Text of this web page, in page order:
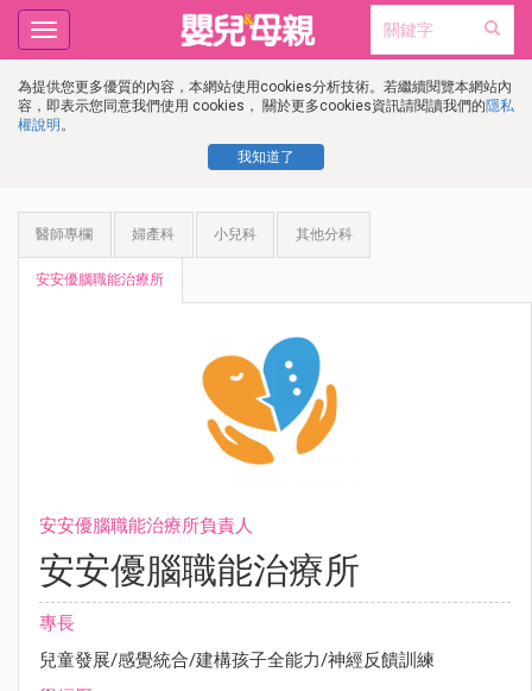
為提供您更多優質的內容，本網站使用cookies分析技術。若繼續閱覽本網站內
容，即表示您同意我們使用 cookies， 關於更多cookies資訊請閱讀我們的隱私
權說明 。
我知道了
Toggle
navigation
醫師專欄 婦產科 小兒科 其他分科
安安優腦職能治療所
安安優腦職能治療所負責人
安安優腦職能治療所
專長
兒童發展/感覺統合/建構孩子全能力/神經反饋訓練